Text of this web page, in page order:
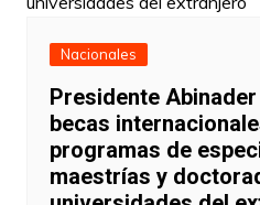
Nacionales
Presidente
becas
programas de
maestrías y